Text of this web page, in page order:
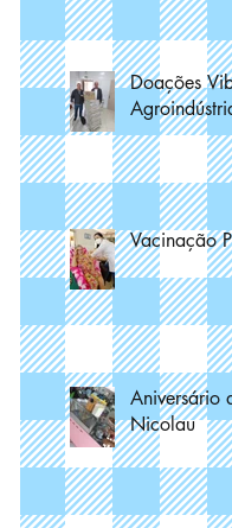
Doações
Vacinação
Aniversário
Nicolau